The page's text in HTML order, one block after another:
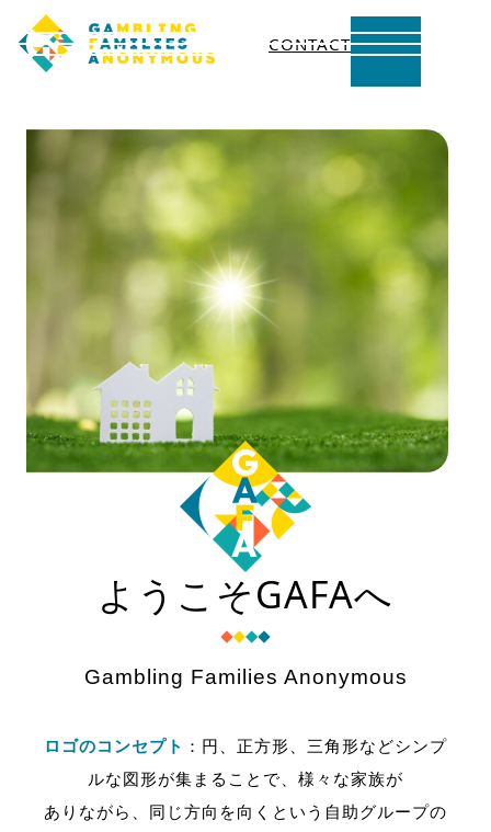
CONTACT
ようこそGAFAへ
Gambling Families Anonymous
ロゴのコンセプト ：円、正方形、三角形などシンプ
ルな図形が集まることで、様々な家族が
ありながら、同じ方向を向くという自助グループの